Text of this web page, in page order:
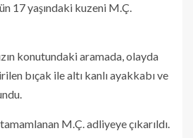
17 yaşındaki kuzeni M.Ç.
konutundaki aramada, olayda
bıçak ile altı kanlı ayakkabı ve
M.Ç. adliyeye çıkarıldı.